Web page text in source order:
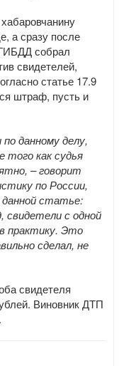
а сразу после
собрал
свидетелей,
статье 17.9
штраф, пусть и
данному делу,
как судья
– говорит
по России,
данной статье:
свидетели с одной
практику. Это
сделал, не
свидетеля
Виновник ДТП